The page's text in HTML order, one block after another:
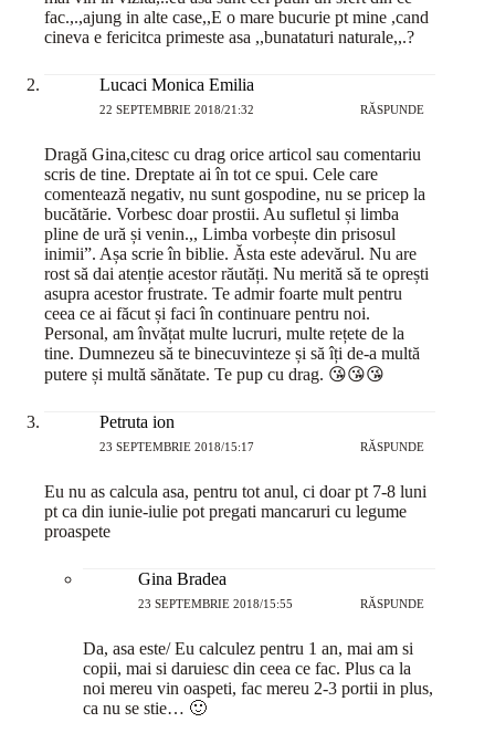
fac.,.,ajung in alte case,,E o mare bucurie pt mine ,cand
cineva e fericitca primeste asa ,,bunataturi naturale,,.?
Lucaci Monica Emilia
22 SEPTEMBRIE 2018/21:32 RĂSPUNDE
Dragă Gina,citesc cu drag orice articol sau comentariu
scris de tine. Dreptate ai în tot ce spui. Cele care
comentează negativ, nu sunt gospodine, nu se pricep la
bucătărie. Vorbesc doar prostii. Au sufletul și limba
pline de ură și venin.,, Limba vorbește din prisosul
inimii”. Așa scrie în biblie. Ăsta este adevărul. Nu are
rost să dai atenție acestor răutăți. Nu merită să te oprești
asupra acestor frustrate. Te admir foarte mult pentru
ceea ce ai făcut și faci în continuare pentru noi.
Personal, am învățat multe lucruri, multe rețete de la
tine. Dumnezeu să te binecuvinteze și să îți de-a multă
putere și multă sănătate. Te pup cu drag. 😘😘😘
Petruta ion
23 SEPTEMBRIE 2018/15:17 RĂSPUNDE
Eu nu as calcula asa, pentru tot anul, ci doar pt 7-8 luni
pt ca din iunie-iulie pot pregati mancaruri cu legume
proaspete
Gina Bradea
23 SEPTEMBRIE 2018/15:55 RĂSPUNDE
Da, asa este/ Eu calculez pentru 1 an, mai am si
copii, mai si daruiesc din ceea ce fac. Plus ca la
noi mereu vin oaspeti, fac mereu 2-3 portii in plus,
ca nu se stie… 🙂